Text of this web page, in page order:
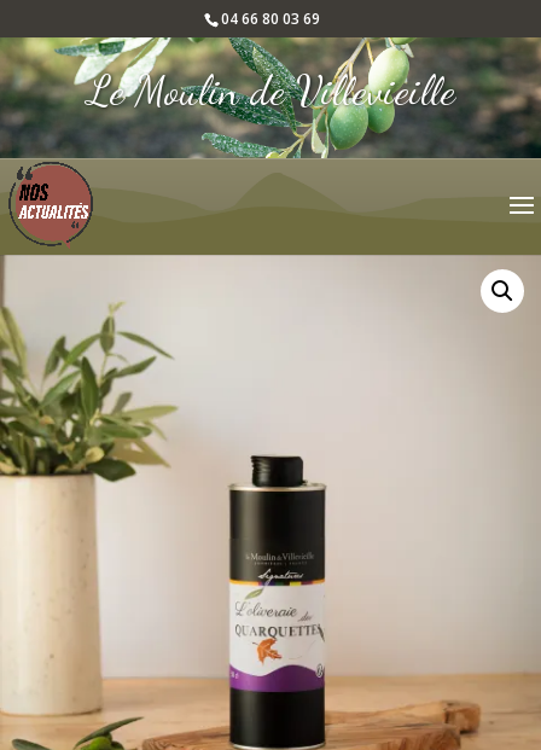
04 66 80 03 69
Le Moulin de Villevieille